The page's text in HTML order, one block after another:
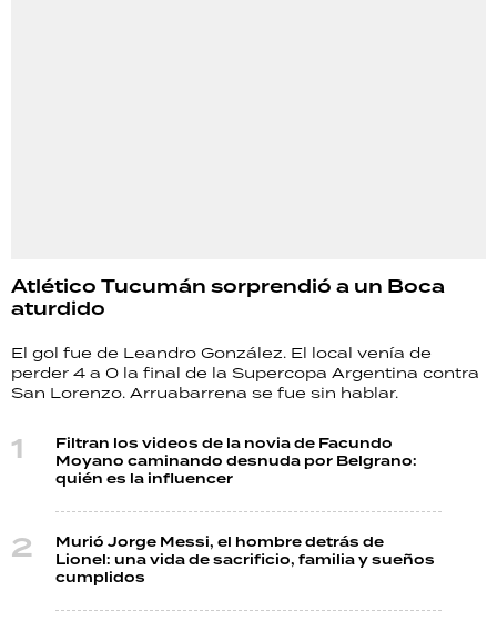
Atlético Tucumán sorprendió a un Boca
aturdido
El gol fue de Leandro González. El local venía de
perder 4 a 0 la final de la Supercopa Argentina contra
San Lorenzo. Arruabarrena se fue sin hablar.
Filtran los videos de la novia de Facundo
Moyano caminando desnuda por Belgrano:
quién es la influencer
Murió Jorge Messi, el hombre detrás de
Lionel: una vida de sacrificio, familia y sueños
cumplidos